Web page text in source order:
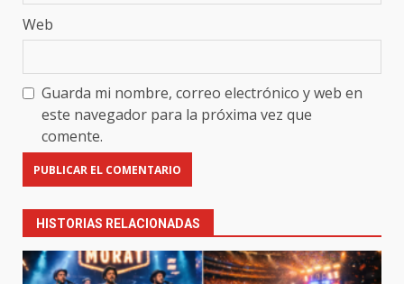
Web
Guarda mi nombre, correo electrónico y web en
este navegador para la próxima vez que
comente.
HISTORIAS RELACIONADAS